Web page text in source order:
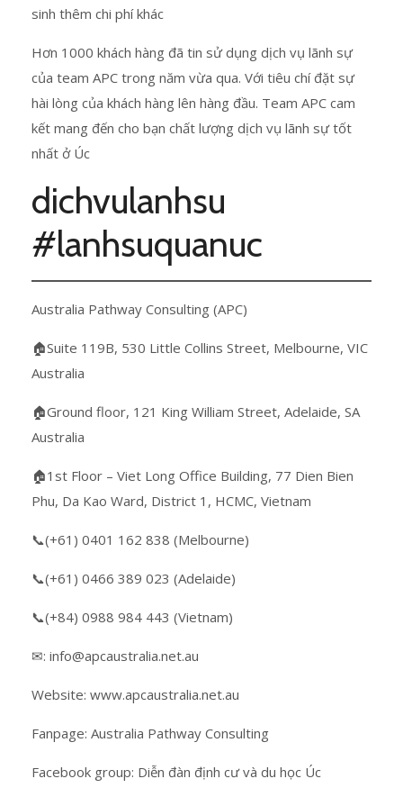
sinh thêm chi phí khác
Hơn 1000 khách hàng đã tin sử dụng dịch vụ lãnh sự
của team APC trong năm vừa qua. Với tiêu chí đặt sự
hài lòng của khách hàng lên hàng đầu. Team APC cam
kết mang đến cho bạn chất lượng dịch vụ lãnh sự tốt
nhất ở Úc
dichvulanhsu
#lanhsuquanuc
Australia Pathway Consulting (APC)
🏠Suite 119B, 530 Little Collins Street, Melbourne, VIC
Australia
🏠Ground floor, 121 King William Street, Adelaide, SA
Australia
🏠1st Floor – Viet Long Office Building, 77 Dien Bien
Phu, Da Kao Ward, District 1, HCMC, Vietnam
📞(+61) 0401 162 838 (Melbourne)
📞(+61) 0466 389 023 (Adelaide)
📞(+84) 0988 984 443 (Vietnam)
✉: info@apcaustralia.net.au
Website: www.apcaustralia.net.au
Fanpage: Australia Pathway Consulting
Facebook group: Diễn đàn định cư và du học Úc